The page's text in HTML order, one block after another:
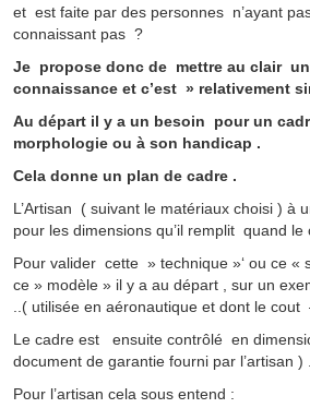
et est faite par des personnes n’ayant
connaissant pas ?
Je propose donc de mettre au clair
connaissance et c’est » relativement
Au départ il y a un besoin pour un
morphologie ou à son handicap .
Cela donne un plan de cadre .
L’Artisan ( suivant le matériaux choisi ) à
pour les dimensions qu’il remplit quand
Pour valider cette » technique »‘ ou ce
ce » modèle » il y a au départ , sur un
..( utilisée en aéronautique et dont le
Le cadre est ensuite contrôlé en
document de garantie fourni par l’artisan ) .
Pour l’artisan cela sous entend :